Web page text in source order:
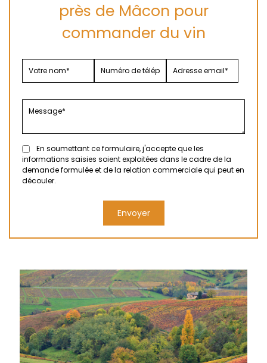
près de Mâcon pour
commander du vin
En soumettant ce formulaire, j'accepte que les
informations saisies soient exploitées dans le cadre de la
demande formulée et de la relation commerciale qui peut en
découler.